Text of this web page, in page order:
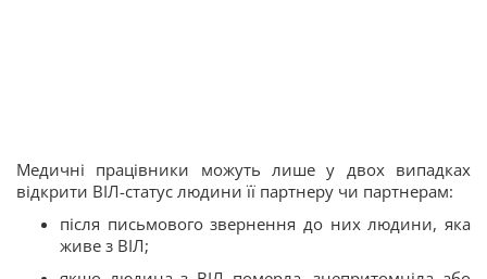
Медичні працівники можуть лише у двох випадках
відкрити ВІЛ-статус людини її партнеру чи партнерам:
після письмового звернення до них людини, яка
живе з ВІЛ;